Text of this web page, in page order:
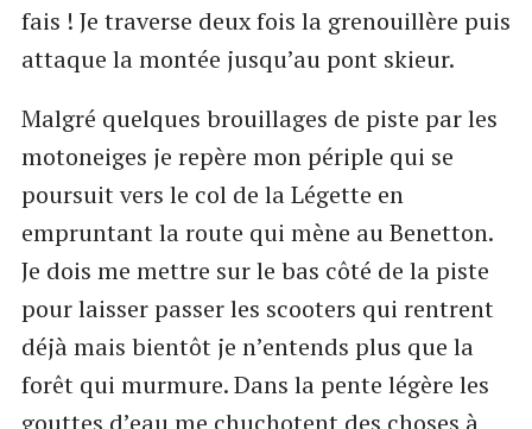
fais ! Je traverse deux fois la grenouillère puis
attaque la montée jusqu’au pont skieur.
Malgré quelques brouillages de piste par les
motoneiges je repère mon périple qui se
poursuit vers le col de la Légette en
empruntant la route qui mène au Benetton.
Je dois me mettre sur le bas côté de la piste
pour laisser passer les scooters qui rentrent
déjà mais bientôt je n’entends plus que la
forêt qui murmure. Dans la pente légère les
gouttes d’eau me chuchotent des choses à